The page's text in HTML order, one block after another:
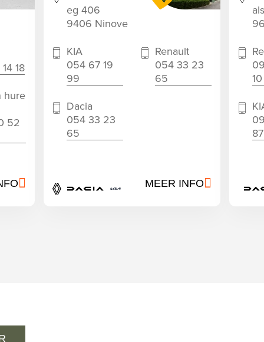
18
hure
52
eg 406
9406 Ninove
KIA
054 67 19
99
Renault
054 33 23
65
Dacia
054 33 23
65
Renault Dacia
KIA MEER INFO
10
87